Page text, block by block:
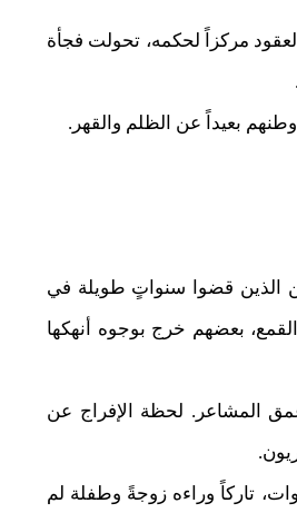
مركزاً لحكمه، تحولت فجأة
وطنهم بعيداً عن الظلم والقهر.
الذين قضوا سنواتٍ طويلة في
بعضهم خرج بوجوه أنهكها
المشاعر. لحظة الإفراج عن
تاركاً وراءه زوجةً وطفلة لم